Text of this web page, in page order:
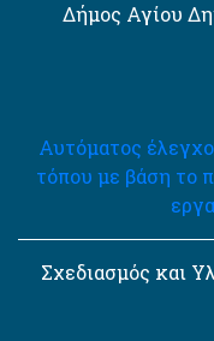
Δήμος Αγίου
Αυτόματος
τόπου με βάση το
Σχεδιασμός και